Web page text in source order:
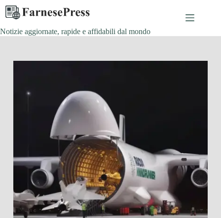
Salta
contenuto
Notizie aggiornate, rapide e affidabili dal mondo